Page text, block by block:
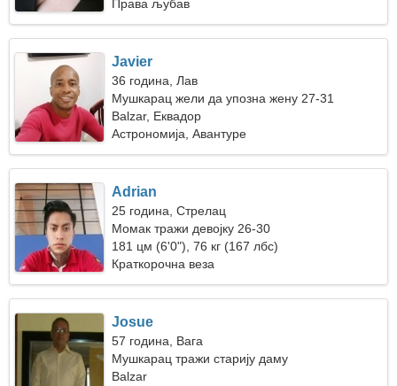
Права љубав
Javier
36 година, Лав
Мушкарац жели да упозна жену 27-31
Balzar, Еквадор
Астрономија, Авантуре
Adrian
25 година, Стрелац
Момак тражи девојку 26-30
181 цм (6'0"), 76 кг (167 лбс)
Краткорочна веза
Josue
57 година, Вага
Мушкарац тражи старију даму
Balzar